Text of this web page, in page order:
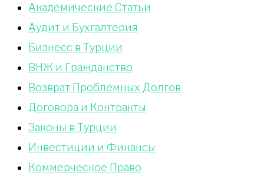
Академические Статьи
Аудит и Бухгалтерия
Бизнесс в Турции
ВНЖ и Гражданство
Возврат Проблемных Долгов
Договора и Контракты
Законы в Турции
Инвестиции и Финансы
Коммерческое Право